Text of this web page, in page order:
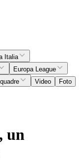
Italia
Europa League
Video
Foto
un